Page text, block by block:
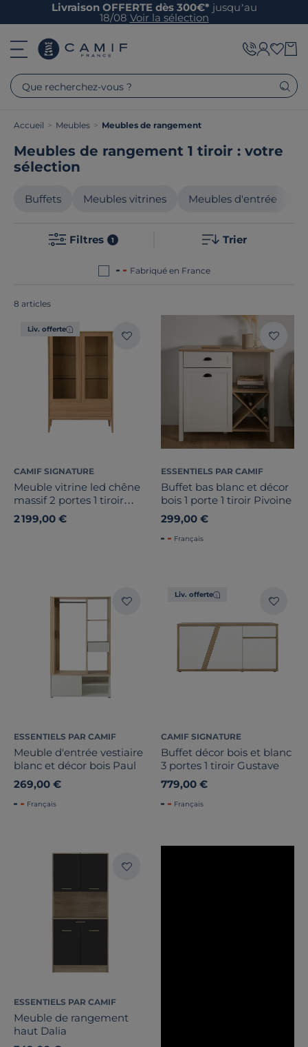
Livraison OFFERTE dès 300€* jusqu’au
18/08 Voir la sélection
Que recherchez-vous ?
Accueil > Meubles > Meubles de rangement
Meubles de rangement 1 tiroir : votre
sélection
Buffets Meubles vitrines Meubles d'entrée
Filtres 1 Trier
Fabriqué en France
8 articles
Liv. offerte
CAMIF SIGNATURE
Meuble vitrine led chêne
massif 2 portes 1 tiroir
Charles
2 199,00 €
ESSENTIELS PAR CAMIF
Buffet bas blanc et décor
bois 1 porte 1 tiroir Pivoine
299,00 €
Français
ESSENTIELS PAR CAMIF
Meuble d'entrée vestiaire
blanc et décor bois Paul
269,00 €
Français
Liv. offerte
CAMIF SIGNATURE
Buffet décor bois et blanc
3 portes 1 tiroir Gustave
779,00 €
Français
ESSENTIELS PAR CAMIF
Meuble de rangement
haut Dalia
Largeur
Profondeur
Type de porte
Note des clients